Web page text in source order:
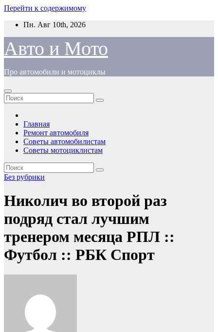
Перейти к содержимому
Пн. Авг 10th, 2026
Авто и Мото
Про автомобили и мотоциклы
Главная
Ремонт автомобиля
Советы автомобилистам
Советы мотоциклистам
Без рубрики
Николич во второй раз
подряд стал лучшим
тренером месяца РПЛ ::
Футбол :: РБК Спорт